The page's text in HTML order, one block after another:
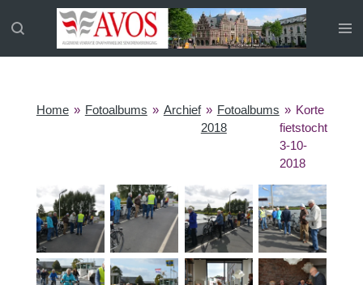
direct
Home » Fotoalbums » Archief » Fotoalbums
2018
» Korte
fietstocht
3-10-
2018